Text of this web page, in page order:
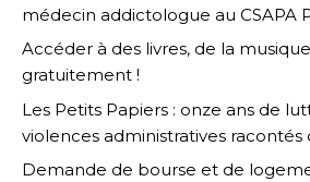
médecin addictologue au CSAPA
Accéder à des livres, de la
gratuitement !
Les Petits Papiers : onze ans de
violences administratives racontés
Demande de bourse et de